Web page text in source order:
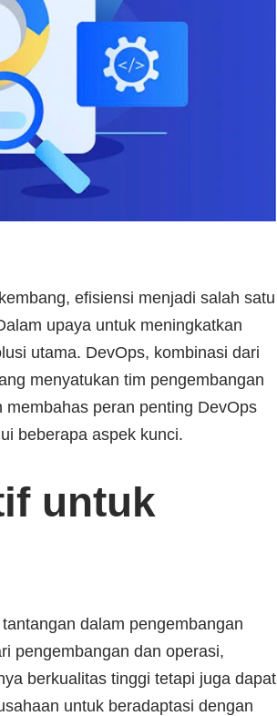
efisiensi menjadi salah satu
upaya untuk meningkatkan
utama. DevOps, kombinasi dari
menyatukan tim pengembangan
peran penting DevOps
beberapa aspek kunci.
untuk
dalam pengembangan
pengembangan dan operasi,
berkualitas tinggi tetapi juga dapat
untuk beradaptasi dengan